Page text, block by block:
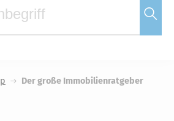

Der große Immobilienratgeber